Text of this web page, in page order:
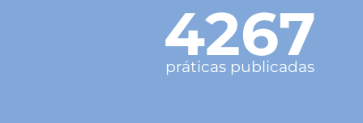
4267
práticas publicadas